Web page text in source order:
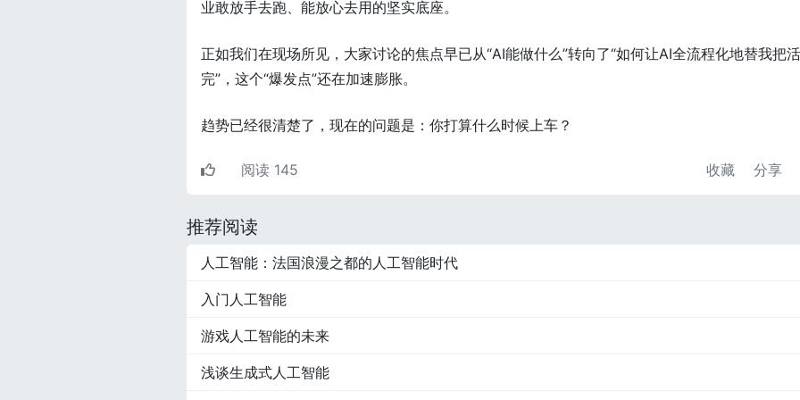
业敢放手去跑、能放心去用的坚实底座。
正如我们在现场所见，大家讨论的焦点早已从“AI能做什么”转向了“如何让AI全流程化地替我把
完”，这个“爆发点”还在加速膨胀。
趋势已经很清楚了，现在的问题是：你打算什么时候上车？
阅读 145 收藏 分享
推荐阅读
人工智能：法国浪漫之都的人工智能时代
入门人工智能
游戏人工智能的未来
浅谈生成式人工智能